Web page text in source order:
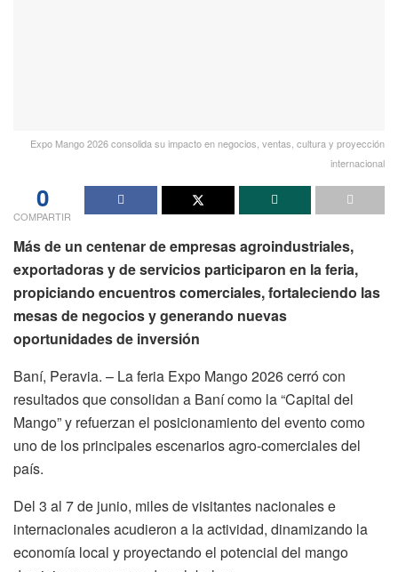
Expo Mango 2026 consolida su impacto en negocios, ventas, cultura y proyección
internacional
0
COMPARTIR
Más de un centenar de empresas agroindustriales,
exportadoras y de servicios participaron en la feria,
propiciando encuentros comerciales, fortaleciendo las
mesas de negocios y generando nuevas
oportunidades de inversión
Baní, Peravia. – La feria Expo Mango 2026 cerró con
resultados que consolidan a Baní como la “Capital del
Mango” y refuerzan el posicionamiento del evento como
uno de los principales escenarios agro-comerciales del
país.
Del 3 al 7 de junio, miles de visitantes nacionales e
internacionales acudieron a la actividad, dinamizando la
economía local y proyectando el potencial del mango